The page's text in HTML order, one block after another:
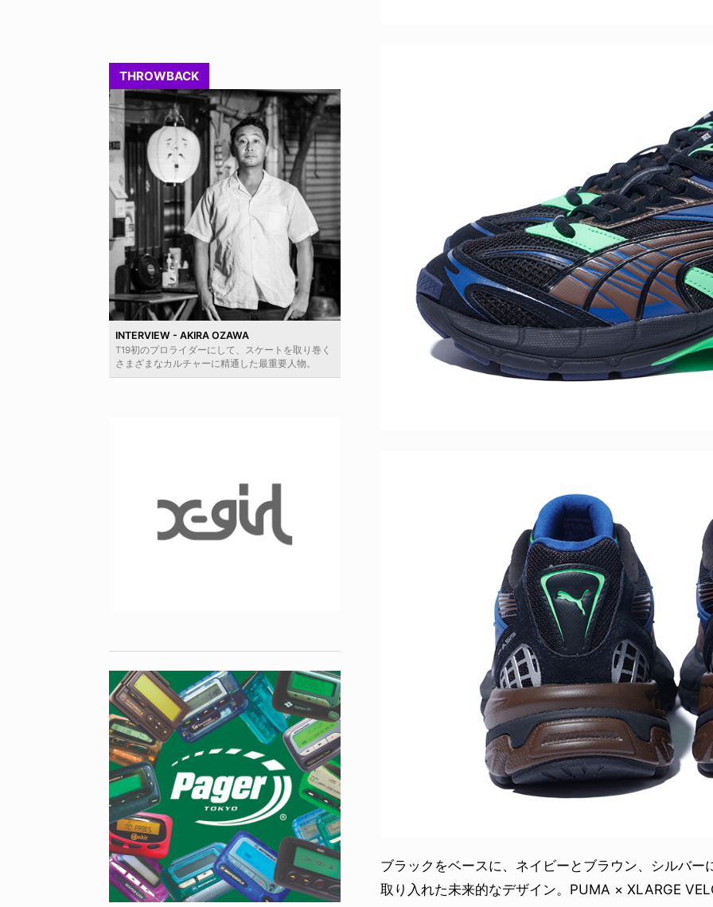
THROWBACK
INTERVIEW - AKIRA OZAWA
T19初のプロライダーにして、スケートを取り巻く
さまざまなカルチャーに精通した最重要人物。
ブラックをベースに、ネイビーとブラウン、シルバ
取り入れた未来的なデザイン。PUMA × XLARGE